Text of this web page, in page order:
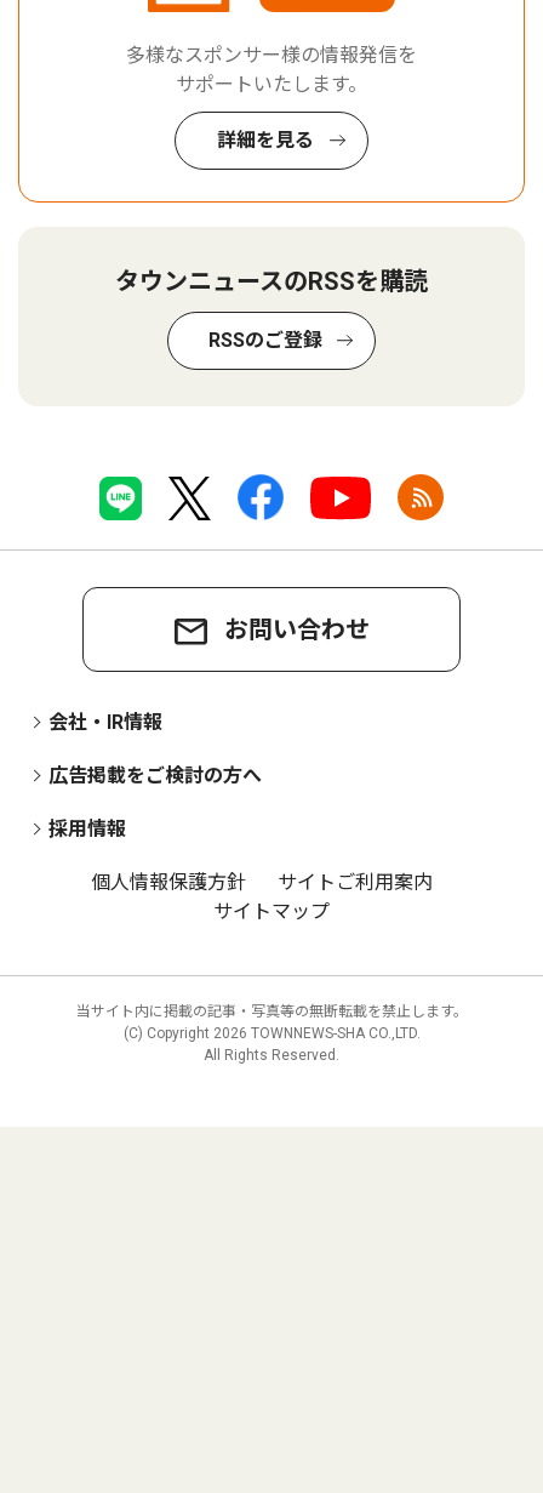
多様なスポンサー様の情報発信を
サポートいたします。
詳細を見る
タウンニュースのRSSを購読
RSSのご登録
お問い合わせ
会社・IR情報
広告掲載をご検討の方へ
採用情報
個人情報保護方針
サイトご利用案内
サイトマップ
当サイト内に掲載の記事・写真等の無断転載を禁止します。
(C) Copyright 2026 TOWNNEWS-SHA CO.,LTD.
All Rights Reserved.